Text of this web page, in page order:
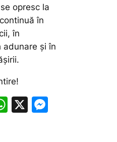
opresc la
în
în
adunare și în
W X